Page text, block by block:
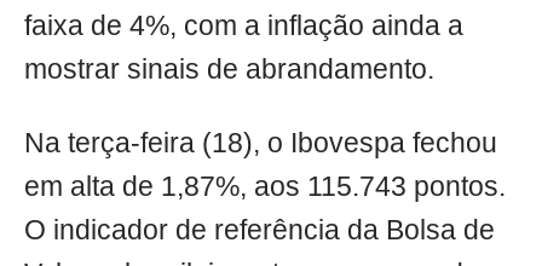
faixa de 4%, com a inflação ainda a
mostrar sinais de abrandamento.
Na terça-feira (18), o Ibovespa fechou
em alta de 1,87%, aos 115.743 pontos.
O indicador de referência da Bolsa de